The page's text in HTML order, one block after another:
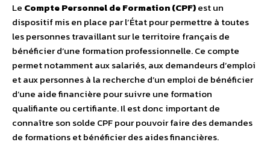
Le Compte Personnel de Formation (CPF)est un
dispositif mis en place par l’État pour permettre à toutes
les personnes travaillant sur le territoire français de
bénéficier d’une formation professionnelle. Ce compte
permet notamment aux salariés, aux demandeurs d’emploi
et aux personnes à la recherche d’un emploi de bénéficier
d’une aide financière pour suivre une formation
qualifiante ou certifiante. Il est donc important de
connaître son solde CPF pour pouvoir faire des demandes
de formations et bénéficier des aides financières.